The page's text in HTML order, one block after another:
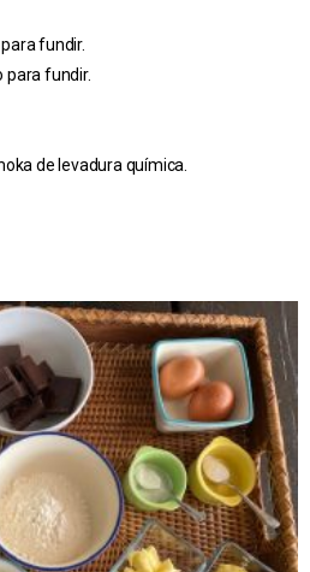
fundir.
para fundir.
de levadura química.